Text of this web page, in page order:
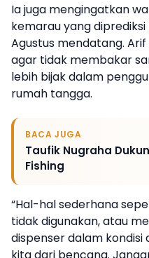
Ia juga mengingatkan
kemarau yang
Agustus mendatang.
agar tidak membakar
lebih bijak dalam
rumah tangga.
BACA JUGA
Taufik Nugraha
Fishing
“Hal-hal sederhana
tidak digunakan, atau
dispenser dalam